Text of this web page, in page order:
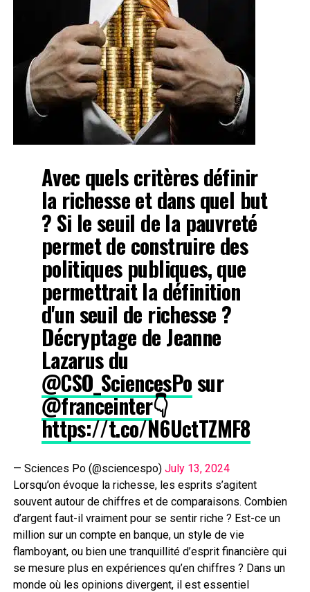
Avec quels critères définir
la richesse et dans quel but
? Si le seuil de la pauvreté
permet de construire des
politiques publiques, que
permettrait la définition
d'un seuil de richesse ?
Décryptage de Jeanne
Lazarus du
@CSO_SciencesPosur
@franceinter👇
https://t.co/N6UctTZMF8
— Sciences Po (@sciencespo) July 13, 2024
Lorsqu’on évoque la richesse, les esprits s’agitent
souvent autour de chiffres et de comparaisons. Combien
d’argent faut-il vraiment pour se sentir riche ? Est-ce un
million sur un compte en banque, un style de vie
flamboyant, ou bien une tranquillité d’esprit financière qui
se mesure plus en expériences qu’en chiffres ? Dans un
monde où les opinions divergent, il est essentiel